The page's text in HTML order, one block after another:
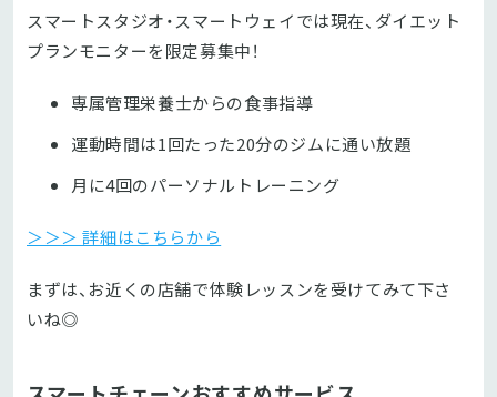
スマートスタジオ・スマートウェイでは現在、ダイエット
プランモニターを限定募集中！
専属管理栄養士からの食事指導
運動時間は1回たった20分のジムに通い放題
月に4回のパーソナルトレーニング
＞＞＞ 詳細はこちらから
まずは、お近くの店舗で体験レッスンを受けてみて下さ
いね◎